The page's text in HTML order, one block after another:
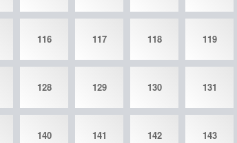
116 117 118 119
128 129 130 131
140 141 142 143